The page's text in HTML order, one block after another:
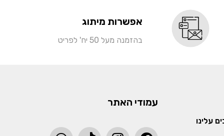
אפשרות מיתוג
בהזמנה מעל 50 יח' לפריט
עלינו
עמודי האתר